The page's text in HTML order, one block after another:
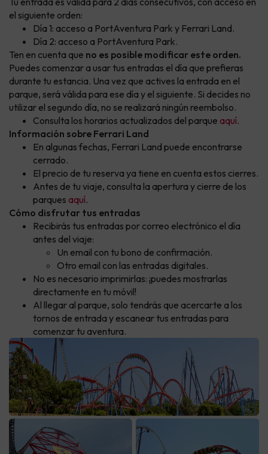
el siguiente orden:
Día 1: acceso a PortAventura Park y Ferrari Land.
Día 2: acceso a PortAventura Park.
Ten en cuenta que no es posible modificar este orden.
Puedes comenzar a usar tus entradas el día que prefieras
durante tu estancia. Una vez que actives la entrada en el
parque, será válida para ese día y el siguiente. Si decides no
utilizar el segundo día, no se realizará ningún reembolso.
Consulta los horarios actualizados del parque aquí.
Información sobre Ferrari Land
En algunas fechas, Ferrari Land puede encontrarse
cerrado.
El precio de tu reserva ya tiene en cuenta estos cierres.
Antes de tu viaje, consulta la apertura y cierre de los
parques aquí.
Cómo disfrutar tus entradas
Recibirás tus entradas por correo electrónico el día
antes del viaje:
Un email con tu bono de confirmación.
Otro email con las entradas digitales.
No es necesario imprimirlas: ¡puedes mostrarlas
directamente en tu móvil!
Al llegar al parque, solo tendrás que acercarte a los
tornos de entrada y escanear tus entradas para
comenzar tu aventura.